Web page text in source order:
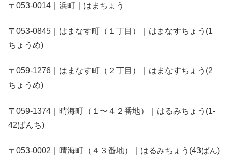
〒053-0014｜浜町｜はまちょう
〒053-0845｜はまなす町（１丁目）｜はまなすちょう(1
ちょうめ)
〒059-1276｜はまなす町（２丁目）｜はまなすちょう(2
ちょうめ)
〒059-1374｜晴海町（１〜４２番地）｜はるみちょう(1-
42ばんち)
〒053-0002｜晴海町（４３番地）｜はるみちょう(43ばん)